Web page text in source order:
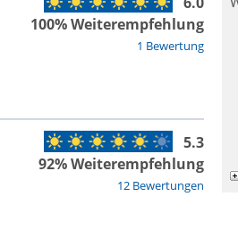
1 Bewertung
100% Weiterempfehlung
12 Bewertungen
5.3
92% Weiterempfehlung